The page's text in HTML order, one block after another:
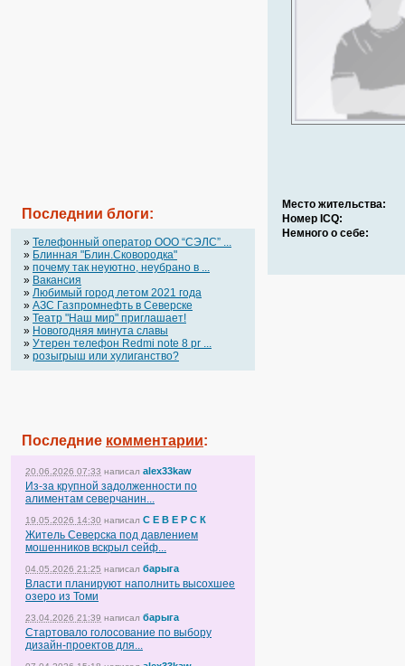
Последнии блоги:
» Телефонный оператор OOO “СЭЛС” ...
» Блинная "Блин.Сковородка"
» почему так неуютно, неубрано в ...
» Вакансия
» Любимый город летом 2021 года
» АЗС Газпромнефть в Северске
» Театр "Наш мир" приглашает!
» Новогодняя минута славы
» Утерен телефон Redmi note 8 pr ...
» розыгрыш или хулиганство?
Последние комментарии:
20.06.2026 07:33 написал alex33kaw
Из-за крупной задолженности по
алиментам северчанин...
19.05.2026 14:30 написал С Е В Е Р С К
Житель Северска под давлением
мошенников вскрыл сейф...
04.05.2026 21:25 написал барыга
Власти планируют наполнить высохшее
озеро из Томи
23.04.2026 21:39 написал барыга
Стартовало голосование по выбору
дизайн-проектов для...
Место жительства:
Номер ICQ:
Немного о себе: